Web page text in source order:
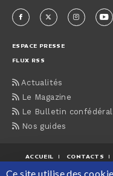
ESPACE PRESSE
FLUX RSS
Actualités
Le Magazine
Le Bulletin confédéral
Nos guides
ACCUEIL CONTACTS
PROTECTION
Ce site utilise des